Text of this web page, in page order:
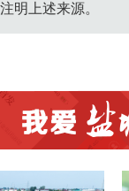
明上述来源。